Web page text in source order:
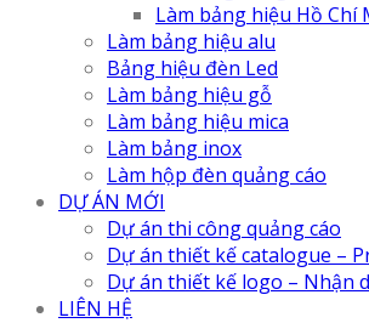
Làm bảng hiệu Hồ Chí
Làm bảng hiệu alu
Bảng hiệu đèn Led
Làm bảng hiệu gỗ
Làm bảng hiệu mica
Làm bảng inox
Làm hộp đèn quảng cáo
DỰ ÁN MỚI
Dự án thi công quảng cáo
Dự án thiết kế catalogue –
Dự án thiết kế logo – Nhận
LIÊN HỆ